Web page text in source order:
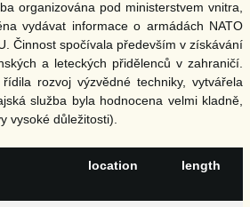
organizována pod ministerstvem vnitra,
vydávat informace o armádách NATO
Činnost spočívala především v získávání
a leteckých přidělenců v zahraničí.
rozvoj výzvědné techniky, vytvářela
služba byla hodnocena velmi kladně,
vysoké důležitosti).
location length